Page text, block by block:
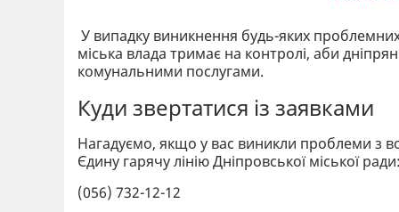
У випадку виникнення будь-яких
міська влада тримає на контролі, аби
комунальними послугами.
Куди звертатися із заявками
Нагадуємо, якщо у вас виникли проблеми з
Єдину гарячу лінію Дніпровської міської ради:
(056) 732-12-12